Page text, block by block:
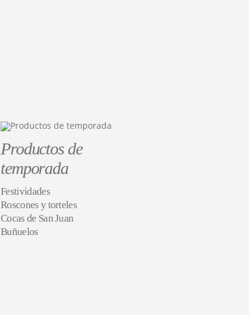
Productos de
temporada
Festividades
Roscones y torteles
Cocas de San Juan
Buñuelos